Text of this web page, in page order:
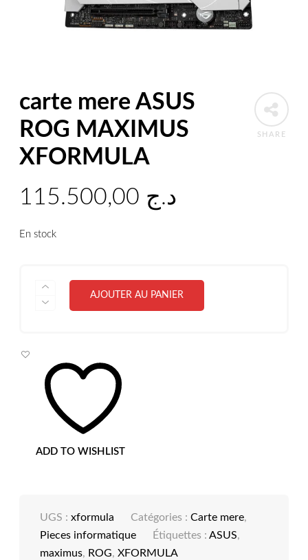
SHARE
carte mere ASUS
ROG MAXIMUS
XFORMULA
د.ج
En stock
QUANTITÉ
XFORMULA
AJOUTER AU PANIER
ADD TO WISHLIST
UGS :xformula Catégories :Carte mere,
Pieces informatique
Étiquettes :ASUS,
maximus, ROG,XFORMULA